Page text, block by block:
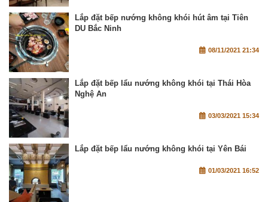
Lắp đặt bếp nướng không khói hút âm tại Tiên
DU Bắc Ninh
08/11/2021 21:34
Lắp đặt bếp lẩu nướng không khói tại Thái Hòa
Nghệ An
03/03/2021 15:34
Lắp đặt bếp lẩu nướng không khói tại Yên Bái
01/03/2021 16:52